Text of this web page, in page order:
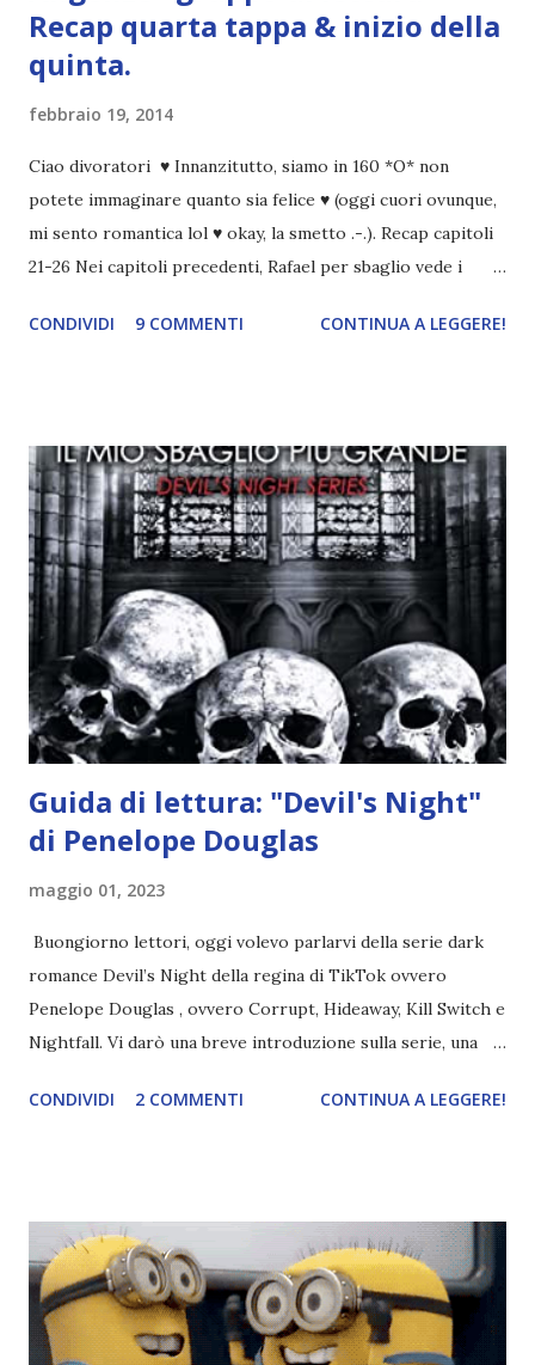
Recap quarta tappa & inizio della
quinta.
febbraio 19, 2014
Ciao divoratori ♥ Innanzitutto, siamo in 160 *O* non
potete immaginare quanto sia felice ♥ (oggi cuori ovunque,
mi sento romantica lol ♥ okay, la smetto .-.). Recap capitoli
21-26 Nei capitoli precedenti, Rafael per sbaglio vede i
incontrano e Hesediel mostra loro come combattere i puri.
angelo puro, Elemiah. Ma, a differenza di cosa pensano,
l'angelo non ha intenzione di fare una strage, piuttosto è lì
per avvertili che Mikael non è più "l'angelo puro" che
credono e che potrebbe aver ucciso altri mezzi angeli, tipo
Rafael. A quelle parole, Haniel seguito da altri ibridi, si reca
nell'appartamento, senza risultati. Infine cercano nella
chiesetta. Lì trovano Rafael alle prese con gli angeli puri,
ma questa volta ...
CONDIVIDI 9 COMMENTI CONTINUA A LEGGERE!
Guida di lettura: "Devil's Night"
di Penelope Douglas
maggio 01, 2023
Buongiorno lettori, oggi volevo parlarvi della serie dark
romance Devil’s Night della regina di TikTok ovvero
Penelope Douglas , ovvero Corrupt, Hideaway, Kill Switch e
Nightfall. Vi darò una breve introduzione sulla serie, una
e anche un breve commento sui libri singoli. I libri sono in
grande (Devil's Night 1#) Autrice : Penelope Douglas
Pagine: 448 Editore: Newton Compton Editori
Pubblicazione: 10 Gennaio 2023 Traduttore: Laura Lancini
Trama: “Si chiama Michael Crist. È il fratello maggiore del
CONDIVIDI 2 COMMENTI CONTINUA A LEGGERE!